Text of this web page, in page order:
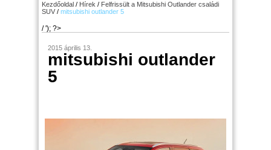
Kezdőoldal / Hírek / Felfrissült a Mitsubishi Outlander családi
SUV / mitsubishi outlander 5
/ '); ?>
2015 április 13.
mitsubishi outlander
5